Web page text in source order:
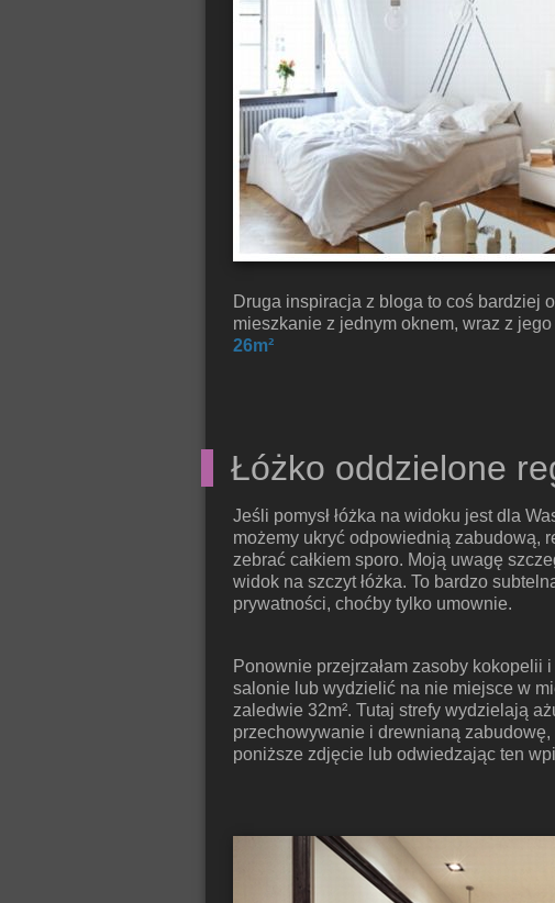
Druga inspiracja z bloga to coś bardziej
mieszkanie z jednym oknem, wraz z
26m²
Łóżko oddzielone
Jeśli pomysł łóżka na widoku jest dla
możemy ukryć odpowiednią zabudową,
zebrać całkiem sporo. Moją uwagę
widok na szczyt łóżka. To bardzo
prywatności, choćby tylko umownie.
Ponownie przejrzałam zasoby kokopelii
salonie lub wydzielić na nie miejsce w
zaledwie 32m². Tutaj strefy wydzielają
przechowywanie i drewnianą
poniższe zdjęcie lub odwiedzając ten